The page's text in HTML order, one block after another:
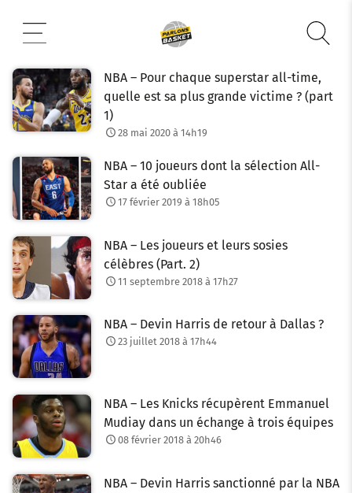
contenu
NBA – Pour chaque superstar all-time,
quelle est sa plus grande victime ? (part
1)
28 mai 2020 à 14h19
NBA – 10 joueurs dont la sélection All-
Star a été oubliée
17 février 2019 à 18h05
NBA – Les joueurs et leurs sosies
célèbres (Part. 2)
11 septembre 2018 à 17h27
NBA – Devin Harris de retour à Dallas ?
23 juillet 2018 à 17h44
NBA – Les Knicks récupèrent Emmanuel
Mudiay dans un échange à trois équipes
08 février 2018 à 20h46
NBA – Devin Harris sanctionné par la NBA